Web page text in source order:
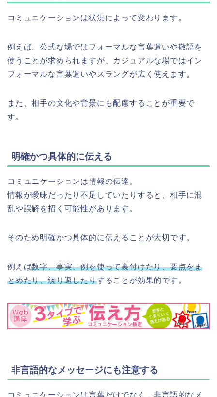
コミュニケーションは状況によって変わります。
例えば、公式な場ではフォーマルな言葉遣いや敬語を
使うことが求められますが、カジュアルな場ではイン
フォーマルな言葉遣いやスラングが広く使えます。
また、相手の文化や背景にも配慮することが重要で
す。
明確かつ具体的に伝える
コミュニケーションは情報の伝達。
情報が曖昧だったり不足していたりすると、相手に混
乱や誤解を招く可能性があります。
そのため明確かつ具体的に伝えることが大切です。
例えば数字、事実、例を使って裏付けたり、要点をま
とめたり、繰り返したりすることが効果的です。
非言語的なメッセージにも注意する
コミュニケーションは言葉だけでなく、非言語的なメ